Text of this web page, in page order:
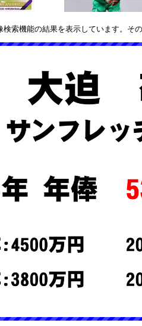
索機能の結果を表示しています。そ